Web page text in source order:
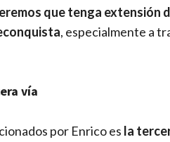
que tenga extensión
, especialmente a
vía
por Enrico es la